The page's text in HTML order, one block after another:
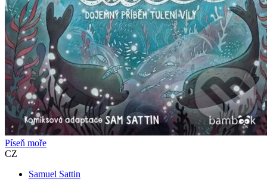
Píseň moře
CZ
Samuel Sattin